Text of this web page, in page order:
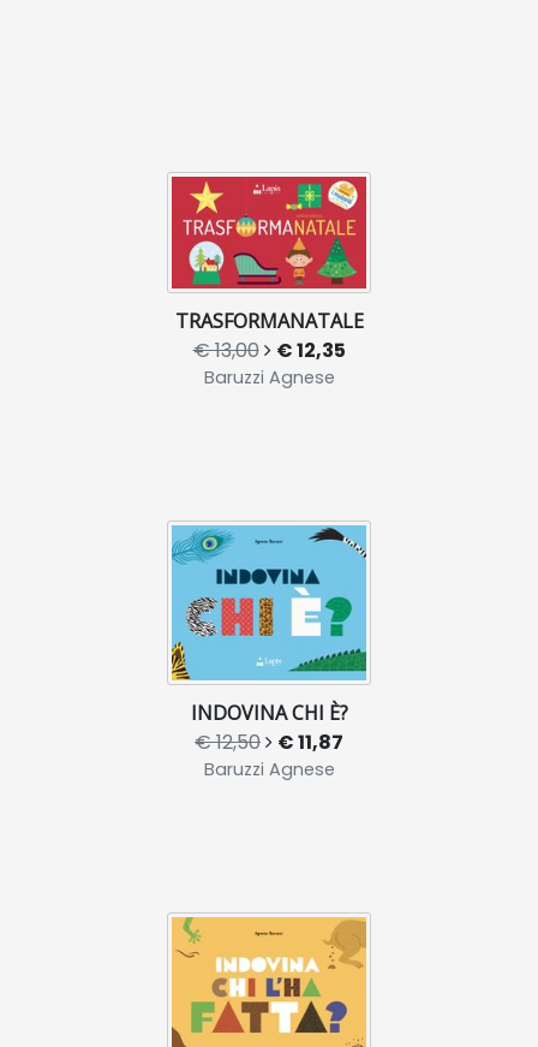
TRASFORMANATALE
€ 13,00 € 12,35
Baruzzi Agnese
INDOVINA CHI È?
€ 12,50 € 11,87
Baruzzi Agnese